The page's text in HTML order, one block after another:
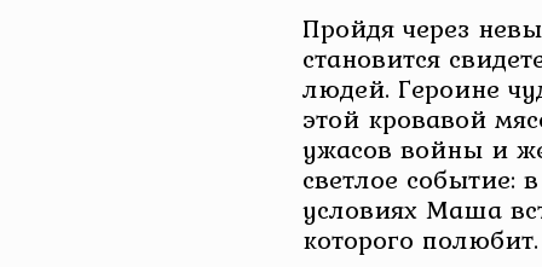
Пройдя через
становится
людей. Героине
этой кровавой
ужасов войны и
светлое событие:
условиях Маша
которого полюбит.